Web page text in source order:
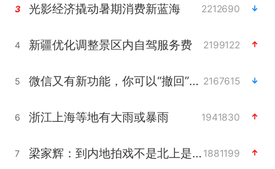
3 光影经济撬动暑期消费新蓝海 2212690
4 新疆优化调整景区内自驾服务费 2199122
5 微信又有新功能，你可以“撤回”你的撤回了！ 2167615
6 浙江上海等地有大雨或暴雨 1941830
7 梁家辉：到内地拍戏不是北上是回归 1881199